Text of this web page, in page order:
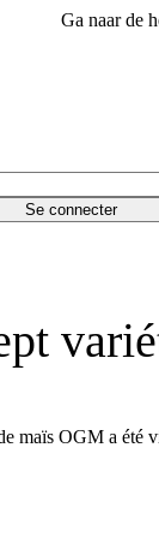
Ga naar de
Se connecter
OGM a